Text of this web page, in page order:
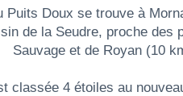
Puits Doux se trouve à
de la Seudre, proche des
Sauvage et de Royan (10
classée 4 étoiles au